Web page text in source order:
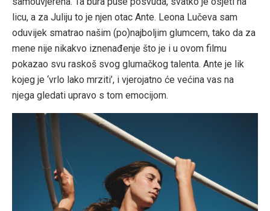
licu, a za Juliju to je njen otac Ante. Leona Lučeva sam
oduvijek smatrao našim (po)najboljim glumcem, tako da za
mene nije nikakvo iznenađenje što je i u ovom filmu
pokazao svu raskoš svog glumačkog talenta. Ante je lik
kojeg je ‘vrlo lako mrziti’, i vjerojatno će većina vas na
njega gledati upravo s tom emocijom.